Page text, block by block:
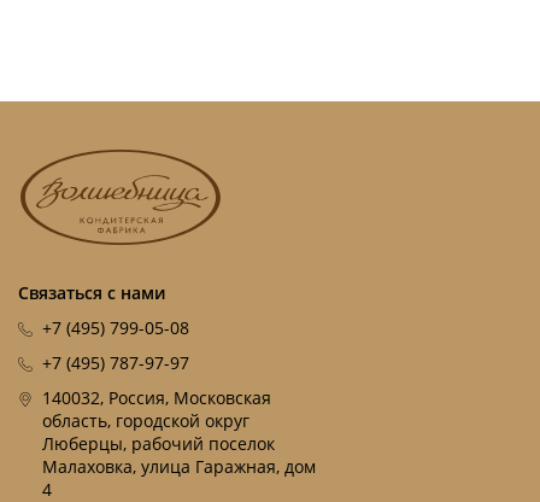
Связаться с нами
+7 (495) 799-05-08
+7 (495) 787-97-97
140032, Россия, Московская
область, городской округ
Люберцы, рабочий поселок
Малаховка, улица Гаражная, дом
4